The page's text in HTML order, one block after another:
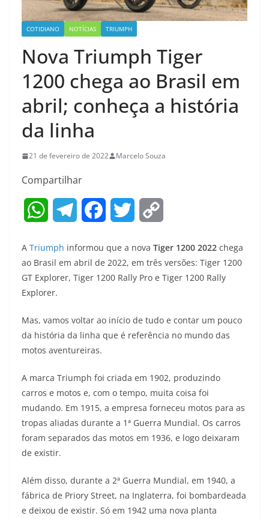
COTIDIANO NOTÍCIAS TRIUMPH
Nova Triumph Tiger
1200 chega ao Brasil em
abril; conheça a história
da linha
21 de fevereiro de 2022 Marcelo Souza
Compartilhar
W
a
t
A
p
p
l
e
r
a
m
c
e
k
i
t
e
p
y
i
k
A Triumph informou que a nova Tiger 1200 2022 chega
ao Brasil em abril de 2022, em três versões: Tiger 1200
GT Explorer, Tiger 1200 Rally Pro e Tiger 1200 Rally
Explorer.
Mas, vamos voltar ao início de tudo e contar um pouco
da história da linha que é referência no mundo das
motos aventureiras.
A marca Triumph foi criada em 1902, produzindo
carros e motos e, com o tempo, muita coisa foi
mudando. Em 1915, a empresa forneceu motos para as
tropas aliadas durante a 1ª Guerra Mundial. Os carros
foram separados das motos em 1936, e logo deixaram
de existir.
Além disso, durante a 2ª Guerra Mundial, em 1940, a
fábrica de Priory Street, na Inglaterra, foi bombardeada
e deixou de existir. Só em 1942 uma nova planta